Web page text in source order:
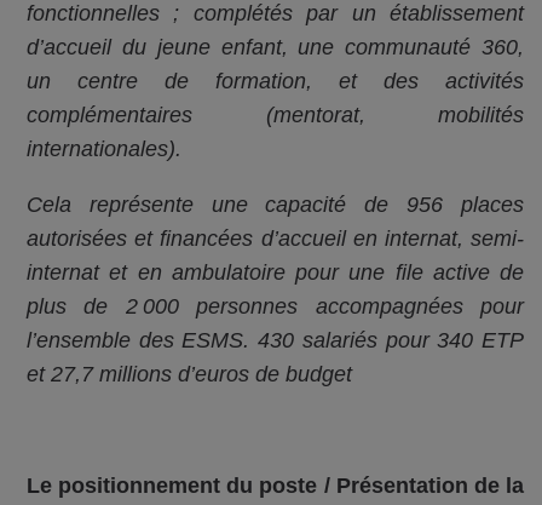
fonctionnelles ; complétés par un établissement
d’accueil du jeune enfant, une communauté 360,
un centre de formation, et des activités
complémentaires (mentorat, mobilités
internationales).
Cela représente une capacité de 956 places
autorisées et financées d’accueil en internat, semi-
internat et en ambulatoire pour une file active de
plus de 2 000 personnes accompagnées pour
l’ensemble des ESMS. 430 salariés pour 340 ETP
et 27,7 millions d’euros de budget
Le positionnement du poste / Présentation de la